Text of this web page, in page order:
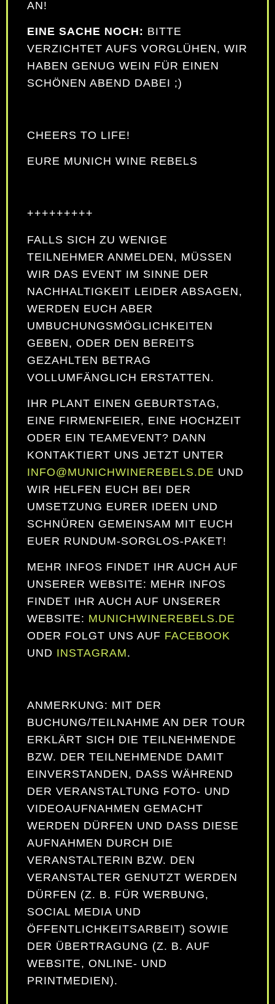
!
EINE SACHE NOCH: BITTE
VERZICHTET AUFS VORGLÜHEN, WIR
HABEN GENUG WEIN FÜR EINEN
SCHÖNEN ABEND DABEI ;)
CHEERS TO LIFE!
EURE MUNICH WINE REBELS
+++++++++
FALLS SICH ZU WENIGE
TEILNEHMER ANMELDEN, MÜSSEN
WIR DAS EVENT IM SINNE DER
NACHHALTIGKEIT LEIDER ABSAGEN,
WERDEN EUCH ABER
UMBUCHUNGSMÖGLICHKEITEN
GEBEN, ODER DEN BEREITS
GEZAHLTEN BETRAG
VOLLUMFÄNGLICH ERSTATTEN.
IHR PLANT EINEN GEBURTSTAG,
EINE FIRMENFEIER, EINE HOCHZEIT
ODER EIN TEAMEVENT? DANN
KONTAKTIERT UNS JETZT UNTER
INFO@MUNICHWINEREBELS.DE UND
WIR HELFEN EUCH BEI DER
UMSETZUNG EURER IDEEN UND
SCHNÜREN GEMEINSAM MIT EUCH
EUER RUNDUM-SORGLOS-PAKET!
MEHR INFOS FINDET IHR AUCH AUF
UNSERER WEBSITE: MEHR INFOS
FINDET IHR AUCH AUF UNSERER
WEBSITE: MUNICHWINEREBELS.DE
ODER FOLGT UNS AUF FACEBOOK
UND INSTAGRAM.
ANMERKUNG: MIT DER
BUCHUNG/TEILNAHME AN DER TOUR
ERKLÄRT SICH DIE TEILNEHMENDE
BZW. DER TEILNEHMENDE DAMIT
EINVERSTANDEN, DASS WÄHREND
DER VERANSTALTUNG FOTO- UND
VIDEOAUFNAHMEN GEMACHT
WERDEN DÜRFEN UND DASS DIESE
AUFNAHMEN DURCH DIE
VERANSTALTERIN BZW. DEN
VERANSTALTER GENUTZT WERDEN
DÜRFEN (Z. B. FÜR WERBUNG,
SOCIAL MEDIA UND
ÖFFENTLICHKEITSARBEIT) SOWIE
DER ÜBERTRAGUNG (Z. B. AUF
WEBSITE, ONLINE- UND
PRINTMEDIEN).